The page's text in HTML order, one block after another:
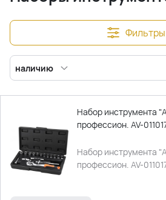
Фильтры
наличию
Набор инструмента
профессион. AV-
Набор инструмента
профессион. AV-